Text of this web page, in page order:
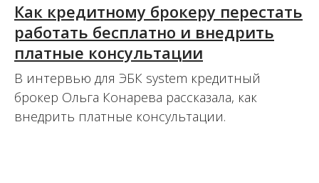
Как кредитному брокеру перестать
работать бесплатно и внедрить
платные консультации
В интервью для ЭБК system кредитный
брокер Ольга Конарева рассказала, как
внедрить платные консультации.